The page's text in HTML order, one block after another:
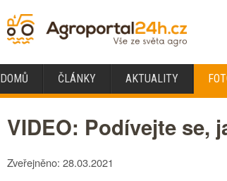
DOMŮ ČLÁNKY AKTUALITY
VIDEO: Podívejte se,
Zveřejněno: 28.03.2021